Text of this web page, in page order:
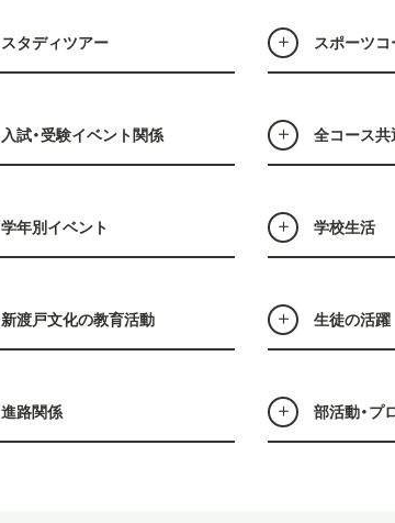
スタディツアー スポーツコ
入試・受験イベント関係 全コース共
学年別イベント 学校生活
新渡戸文化の教育活動 生徒の活躍
進路関係 部活動・プ